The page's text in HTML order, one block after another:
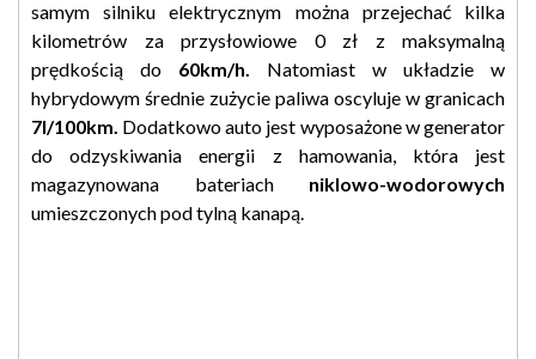
samym silniku elektrycznym można przejechać kilka
kilometrów za przysłowiowe 0 zł z maksymalną
prędkością do 60km/h. Natomiast w układzie w
hybrydowym średnie zużycie paliwa oscyluje w granicach
7l/100km. Dodatkowo auto jest wyposażone w generator
do odzyskiwania energii z hamowania, która jest
magazynowana bateriach niklowo-wodorowych
umieszczonych pod tylną kanapą.